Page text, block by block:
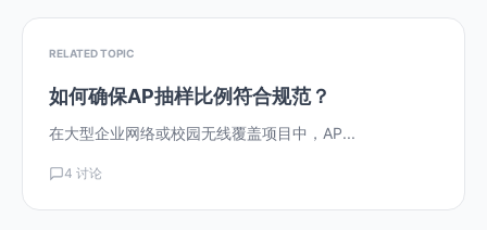
RELATED TOPIC
如何确保AP抽样比例符合规范？
在大型企业网络或校园无线覆盖项目中，AP...
4 讨论